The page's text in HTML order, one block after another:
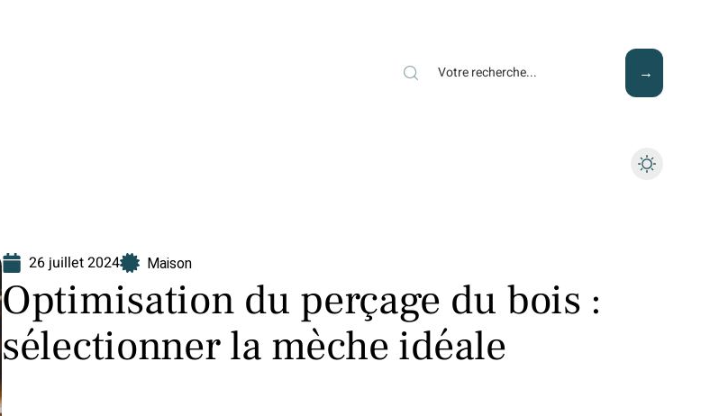
26 juillet 2024 Maison
Optimisation du perçage du bois :
sélectionner la mèche idéale